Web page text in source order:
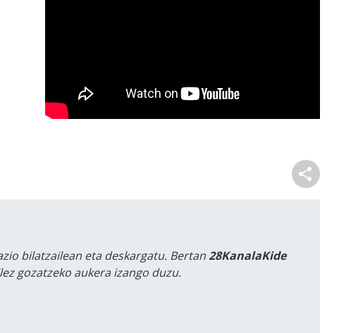
bilatzailean eta deskargatu. Bertan28KanalaKide
gozatzeko aukera izango duzu.